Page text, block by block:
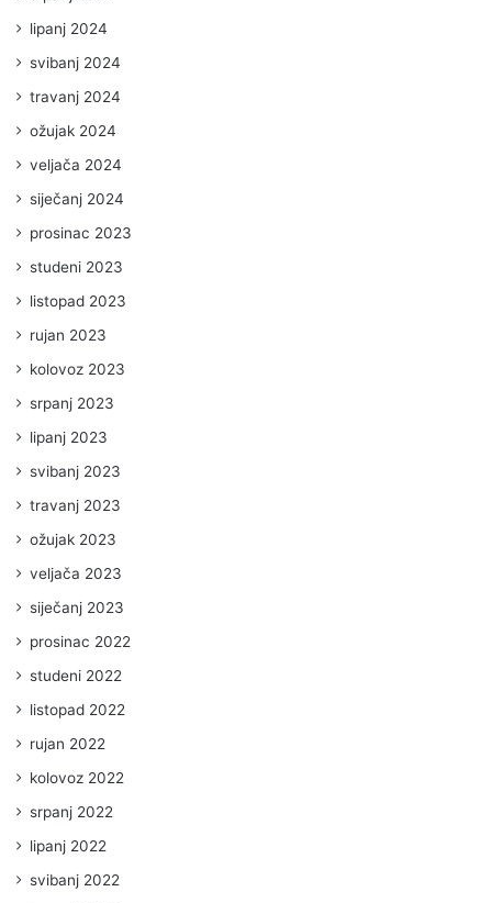
lipanj 2024
svibanj 2024
travanj 2024
ožujak 2024
veljača 2024
siječanj 2024
prosinac 2023
studeni 2023
listopad 2023
rujan 2023
kolovoz 2023
srpanj 2023
lipanj 2023
svibanj 2023
travanj 2023
ožujak 2023
veljača 2023
siječanj 2023
prosinac 2022
studeni 2022
listopad 2022
rujan 2022
kolovoz 2022
srpanj 2022
lipanj 2022
svibanj 2022